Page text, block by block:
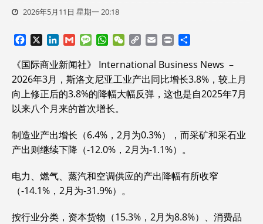
2026年5月11日 星期一 20:18
c
e
b
o
o
n
e
d
I
G
a
i
l
M
s
a
g
e
W
a
t
s
A
p
W
C
h
a
t
p
y
L
i
a
i
l
i
n
t
《国际商业新闻社》 International Business News –
2026年3月，斯洛文尼亚工业产出同比增长3.8%，较上月
向上修正后的3.8%的降幅大幅反弹，这也是自2025年7月
以来八个月来的首次增长。
制造业产出增长（6.4%，2月为0.3%），而采矿和采石业
产出则继续下降（-12.0%，2月为-1.1%）。
电力、燃气、蒸汽和空调供应的产出降幅有所收窄
（-14.1%，2月为-31.9%）。
按行业分类，资本货物（15.3%，2月为8.8%）、消费品